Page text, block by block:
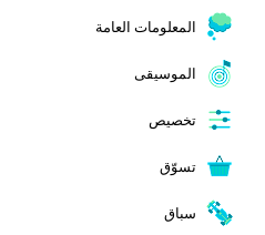
المعلومات العامة
الموسيقى
تخصيص
تسوّق
سباق